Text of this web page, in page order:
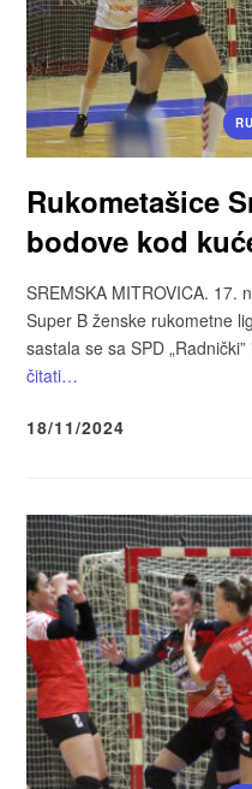
Rukometašice
bodove kod
SREMSKA MITROVICA. 17.
Super B ženske rukometne
sastala se sa SPD
čitati…
18/11/2024